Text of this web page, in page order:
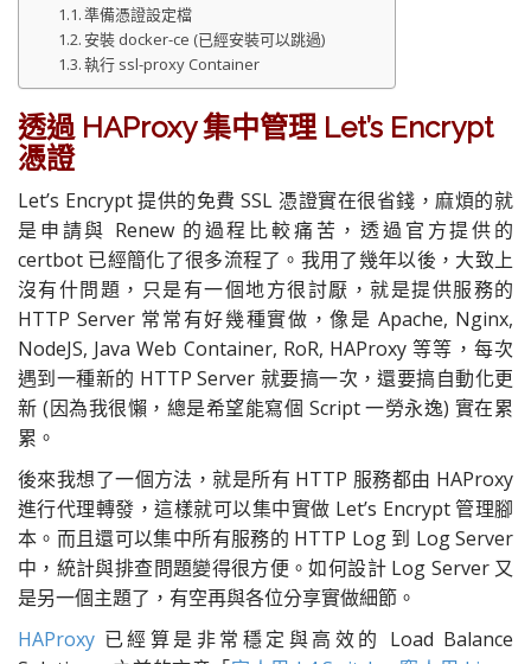
準備憑證設定檔
安裝 docker-ce (已經安裝可以跳過)
執行 ssl-proxy Container
透過 HAProxy 集中管理 Let’s Encrypt
憑證
Let’s Encrypt 提供的免費 SSL 憑證實在很省錢，麻煩的就
是申請與 Renew 的過程比較痛苦，透過官方提供的
certbot 已經簡化了很多流程了。我用了幾年以後，大致上
沒有什問題，只是有一個地方很討厭，就是提供服務的
HTTP Server 常常有好幾種實做，像是 Apache, Nginx,
NodeJS, Java Web Container, RoR, HAProxy 等等，每次
遇到一種新的 HTTP Server 就要搞一次，還要搞自動化更
新 (因為我很懶，總是希望能寫個 Script 一勞永逸) 實在累
累。
後來我想了一個方法，就是所有 HTTP 服務都由 HAProxy
進行代理轉發，這樣就可以集中實做 Let’s Encrypt 管理腳
本。而且還可以集中所有服務的 HTTP Log 到 Log Server
中，統計與排查問題變得很方便。如何設計 Log Server 又
是另一個主題了，有空再與各位分享實做細節。
HAProxy 已經算是非常穩定與高效的 Load Balance